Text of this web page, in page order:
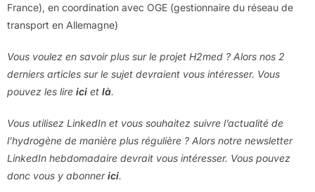
France), en coordination avec OGE (gestionnaire du réseau de
transport en Allemagne)
Vous voulez en savoir plus sur le projet H2med ? Alors nos 2
derniers articles sur le sujet devraient vous intéresser. Vous
pouvez les lire ici et là.
Vous utilisez LinkedIn et vous souhaitez suivre l’actualité de
l’hydrogène de manière plus régulière ? Alors notre newsletter
LinkedIn hebdomadaire devrait vous intéresser. Vous pouvez
donc vous y abonnerici.